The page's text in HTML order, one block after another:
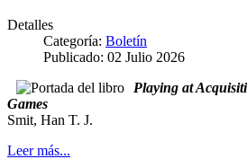
Detalles
Categoría: Boletín
Publicado: 02 Julio 2026
Playing at
Games
Smit, Han T. J.
Leer más...